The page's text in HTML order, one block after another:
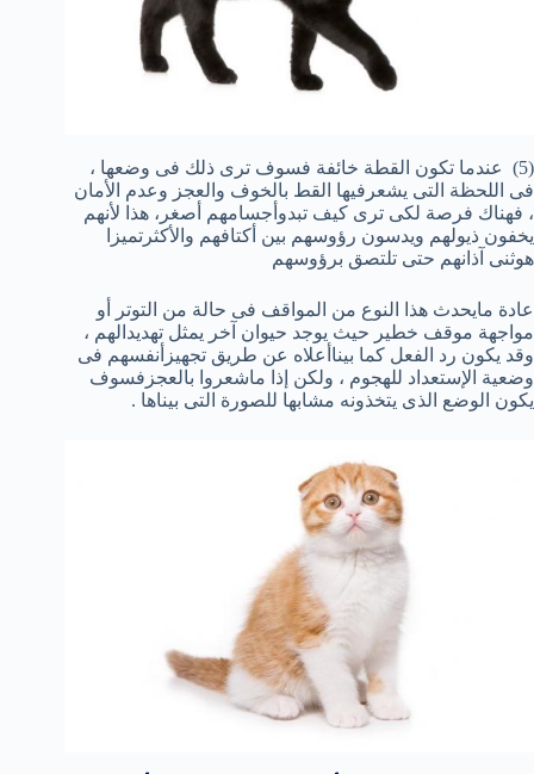
(5) عندما تكون القطة خائفة فسوف ترى ذلك فى وضعها ،
فى اللحظة التى يشعرفيها القط بالخوف والعجز وعدم الأمان
، فهناك فرصة لكى ترى كيف تبدوأجسامهم أصغر، هذا لأنهم
يخفون ذيولهم ويدسون رؤوسهم بين أكتافهم والأكثرتميزا
هوثنى آذانهم حتى تلتصق برؤوسهم
عادة مايحدث هذا النوع من المواقف فى حالة من التوتر أو
مواجهة موقف خطير حيث يوجد حيوان آخر يمثل تهديدالهم ،
وقد يكون رد الفعل كما بيناأعلاه عن طريق تجهيزأنفسهم فى
وضعية الإستعداد للهجوم ، ولكن إذا ماشعروا بالعجزفسوف
يكون الوضع الذى يتخذونه مشابها للصورة التى بيناها .